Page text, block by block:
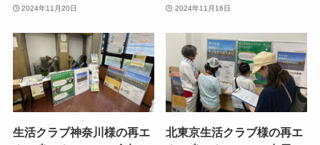
2024年11月20日 2024年11月16日
生活クラブ神奈川様の再エ
北東京生活クラブ様の再エ